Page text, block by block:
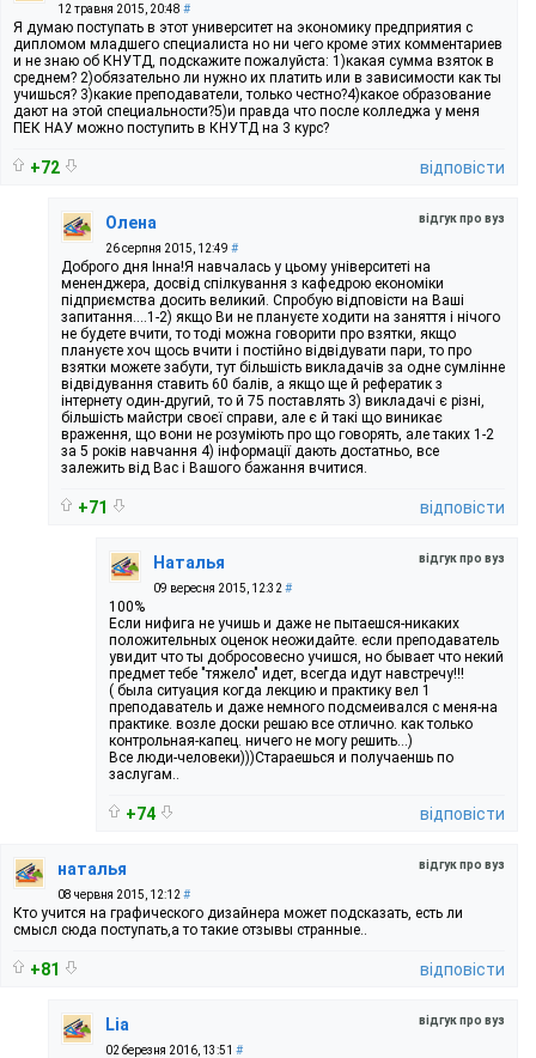
12 травня 2015, 20:48 #
Я думаю поступать в этот университет на экономику предприятия с
дипломом младшего специалиста но ни чего кроме этих комментариев
и не знаю об КНУТД, подскажите пожалуйста: 1)какая сумма взяток в
среднем? 2)обязательно ли нужно их платить или в зависимости как ты
учишься? 3)какие преподаватели, только честно?4)какое образование
дают на этой специальности?5)и правда что после колледжа у меня
ПЕК НАУ можно поступить в КНУТД на 3 курс?
+72 відповісти
відгук про вуз
Олена
26 серпня 2015, 12:49 #
Доброго дня Інна!Я навчалась у цьому університеті на
мененджера, досвід спілкування з кафедрою економіки
підприємства досить великий. Спробую відповісти на Ваші
запитання....1-2) якщо Ви не плануєте ходити на заняття і нічого
не будете вчити, то тоді можна говорити про взятки, якщо
плануєте хоч щось вчити і постійно відвідувати пари, то про
взятки можете забути, тут більшість викладачів за одне сумлінне
відвідування ставить 60 балів, а якщо ще й рефератик з
інтернету один-другий, то й 75 поставлять 3) викладачі є різні,
більшість майстри своєї справи, але є й такі що виникає
враження, що вони не розуміють про що говорять, але таких 1-2
за 5 років навчання 4) інформації дають достатньо, все
залежить від Вас і Вашого бажання вчитися.
+71 відповісти
відгук про вуз
Наталья
09 вересня 2015, 12:32 #
100%
Если нифига не учишь и даже не пытаешся-никаких
положительных оценок неожидайте. если преподаватель
увидит что ты добросовесно учишся, но бывает что некий
предмет тебе "тяжело" идет, всегда идут навстречу!!!
( была ситуация когда лекцию и практику вел 1
преподаватель и даже немного подсмеивался с меня-на
практике. возле доски решаю все отлично. как только
контрольная-капец. ничего не могу решить...)
Все люди-человеки)))Стараешься и получаеншь по
заслугам..
+74 відповісти
відгук про вуз
наталья
08 червня 2015, 12:12 #
Кто учится на графического дизайнера может подсказать, есть ли
смысл сюда поступать,а то такие отзывы странные..
+81 відповісти
відгук про вуз
Lia
02 березня 2016, 13:51 #